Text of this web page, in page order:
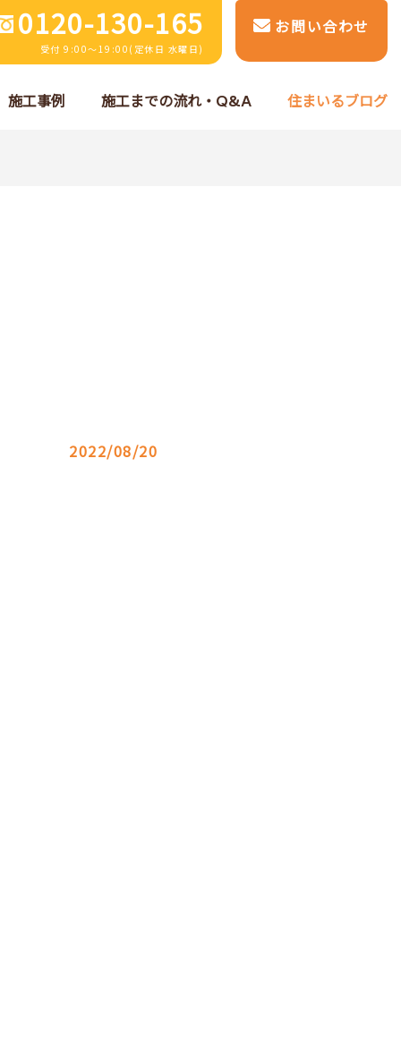
0120-130-165
受付 9:00～19:00(定休日 水曜日)
お問い合わせ
施工事例 施工までの流れ・Q&A 住まいるブログ
2022/08/20